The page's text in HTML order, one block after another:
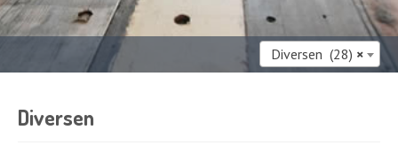
×
Diversen (28)
Diversen